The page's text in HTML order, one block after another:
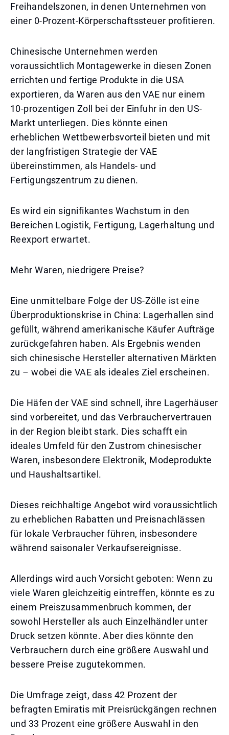
Freihandelszonen, in denen Unternehmen von
einer 0-Prozent-Körperschaftssteuer profitieren.
Chinesische Unternehmen werden
voraussichtlich Montagewerke in diesen Zonen
errichten und fertige Produkte in die USA
exportieren, da Waren aus den VAE nur einem
10-prozentigen Zoll bei der Einfuhr in den US-
Markt unterliegen. Dies könnte einen
erheblichen Wettbewerbsvorteil bieten und mit
der langfristigen Strategie der VAE
übereinstimmen, als Handels- und
Fertigungszentrum zu dienen.
Es wird ein signifikantes Wachstum in den
Bereichen Logistik, Fertigung, Lagerhaltung und
Reexport erwartet.
Mehr Waren, niedrigere Preise?
Eine unmittelbare Folge der US-Zölle ist eine
Überproduktionskrise in China: Lagerhallen sind
gefüllt, während amerikanische Käufer Aufträge
zurückgefahren haben. Als Ergebnis wenden
sich chinesische Hersteller alternativen Märkten
zu – wobei die VAE als ideales Ziel erscheinen.
Die Häfen der VAE sind schnell, ihre Lagerhäuser
sind vorbereitet, und das Verbrauchervertrauen
in der Region bleibt stark. Dies schafft ein
ideales Umfeld für den Zustrom chinesischer
Waren, insbesondere Elektronik, Modeprodukte
und Haushaltsartikel.
Dieses reichhaltige Angebot wird voraussichtlich
zu erheblichen Rabatten und Preisnachlässen
für lokale Verbraucher führen, insbesondere
während saisonaler Verkaufsereignisse.
Allerdings wird auch Vorsicht geboten: Wenn zu
viele Waren gleichzeitig eintreffen, könnte es zu
einem Preiszusammenbruch kommen, der
sowohl Hersteller als auch Einzelhändler unter
Druck setzen könnte. Aber dies könnte den
Verbrauchern durch eine größere Auswahl und
bessere Preise zugutekommen.
Die Umfrage zeigt, dass 42 Prozent der
befragten Emiratis mit Preisrückgängen rechnen
und 33 Prozent eine größere Auswahl in den